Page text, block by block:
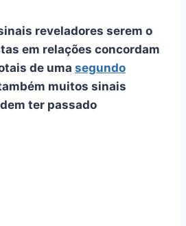
reveladores serem o
em relações concordam
de uma segundo
muitos sinais
ter passado